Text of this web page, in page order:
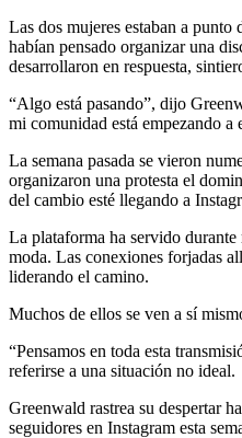
Las dos mujeres estaban a
habían pensado organizar una
desarrollaron en respuesta,
“Algo está pasando”, dijo
mi comunidad está empezando a
La semana pasada se vieron
organizaron una protesta el
del cambio esté llegando a
La plataforma ha servido
moda. Las conexiones forjadas
liderando el camino.
Muchos de ellos se ven a sí
“Pensamos en toda esta
referirse a una situación no ideal.
Greenwald rastrea su despertar
seguidores en Instagram esta